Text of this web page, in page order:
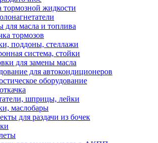
тормозной жидкости
для масла и топлива
тормозов
поддоны, стеллажи
система, стойки
для замены масла
для автокондиционеров
оборудование
шприцы, лейки
маслобары
для раздачи из бочек